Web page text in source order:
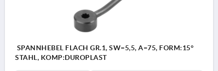
SPANNHEBEL FLACH GR.1, SW=5,5, A=75, FORM:15°
STAHL, KOMP:DUROPLAST